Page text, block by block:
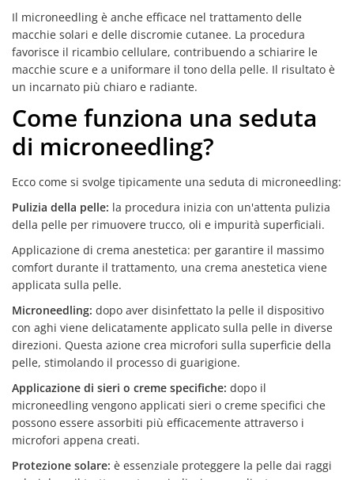
Il microneedling è anche efficace nel trattamento delle
macchie solari e delle discromie cutanee. La procedura
favorisce il ricambio cellulare, contribuendo a schiarire le
macchie scure e a uniformare il tono della pelle. Il risultato è
un incarnato più chiaro e radiante.
Come funziona una seduta
di microneedling?
Ecco come si svolge tipicamente una seduta di microneedling:
Pulizia della pelle: la procedura inizia con un'attenta pulizia
della pelle per rimuovere trucco, oli e impurità superficiali.
Applicazione di crema anestetica: per garantire il massimo
comfort durante il trattamento, una crema anestetica viene
applicata sulla pelle.
Microneedling: dopo aver disinfettato la pelle il dispositivo
con aghi viene delicatamente applicato sulla pelle in diverse
direzioni. Questa azione crea microfori sulla superficie della
pelle, stimolando il processo di guarigione.
Applicazione di sieri o creme specifiche: dopo il
microneedling vengono applicati sieri o creme specifici che
possono essere assorbiti più efficacemente attraverso i
microfori appena creati.
Protezione solare: è essenziale proteggere la pelle dai raggi